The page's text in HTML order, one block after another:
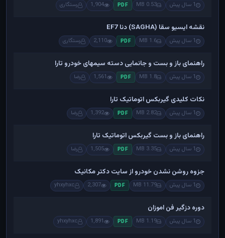
1 سال پیش 0.53 MB
PDF
1,904 رستگاری
نقشه ایسیو سقا (SAGHA) دنا EF7
1 سال پیش 1.6 MB
PDF
2,110 رستگاری
راهنمای باز و بست و جانمایی دسته سیمهای خودرو تارا
1 سال پیش 1.8 MB
PDF
1,561 رضا
نکات کلیدی گیربکس اتوماتیک تارا
1 سال پیش 2.82 MB
PDF
1,392 رضا
راهنمای باز و بست گیربکس اتوماتیک تارا
1 سال پیش 3.35 MB
PDF
1,505 رضا
جزوه روشن نشدن خودرو از سایت دکتر مکانیک
1 سال پیش 11.79 MB
PDF
2,307
yhxyhxc
دوره دزگیر فن اموزان
1 سال پیش 1.19 MB
PDF
1,891
yhxyhxc